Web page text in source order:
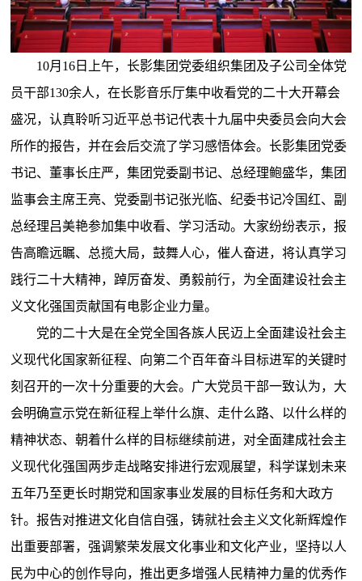
10月16日上午，长影集团党委组织集团及子公司全体党
员干部130余人，在长影音乐厅集中收看党的二十大开幕会
盛况，认真聆听习近平总书记代表十九届中央委员会向大会
所作的报告，并在会后交流了学习感悟体会。长影集团党委
书记、董事长庄严，集团党委副书记、总经理鲍盛华，集团
监事会主席王亮、党委副书记张光临、纪委书记冷国红、副
总经理吕美艳参加集中收看、学习活动。大家纷纷表示，报
告高瞻远瞩、总揽大局，鼓舞人心，催人奋进，将认真学习
践行二十大精神，踔厉奋发、勇毅前行，为全面建设社会主
义文化强国贡献国有电影企业力量。
党的二十大是在全党全国各族人民迈上全面建设社会主
义现代化国家新征程、向第二个百年奋斗目标进军的关键时
刻召开的一次十分重要的大会。广大党员干部一致认为，大
会明确宣示党在新征程上举什么旗、走什么路、以什么样的
精神状态、朝着什么样的目标继续前进，对全面建成社会主
义现代化强国两步走战略安排进行宏观展望，科学谋划未来
五年乃至更长时期党和国家事业发展的目标任务和大政方
针。报告对推进文化自信自强，铸就社会主义文化新辉煌作
出重要部署，强调繁荣发展文化事业和文化产业，坚持以人
民为中心的创作导向，推出更多增强人民精神力量的优秀作